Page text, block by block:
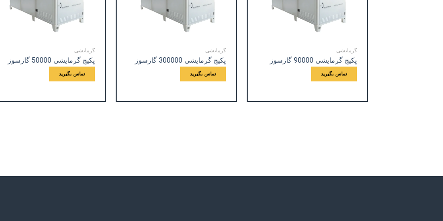
گرمایشی
پکیج گرمایشی 90000 گازسوز
تماس بگیرید
گرمایشی
پکیج گرمایشی 300000 گازسوز
تماس بگیرید
گرمایشی
پکیج گرمایشی 50000 گازسوز
تماس بگیرید